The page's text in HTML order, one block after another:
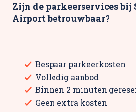
Zijn de parkeerservices bij
Airport betrouwbaar?
Bespaar parkeerkosten
Volledig aanbod
Binnen 2 minuten
Geen extra kosten